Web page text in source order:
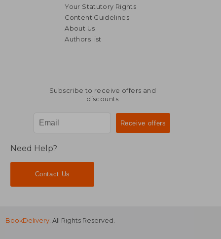
Your Statutory Rights
Content Guidelines
About Us
Authors list
Subscribe to receive offers and
discounts
Need Help?
Contact Us
BookDelivery . All Rights Reserved.